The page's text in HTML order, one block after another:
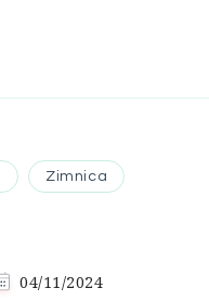
Zimnica
04/11/2024